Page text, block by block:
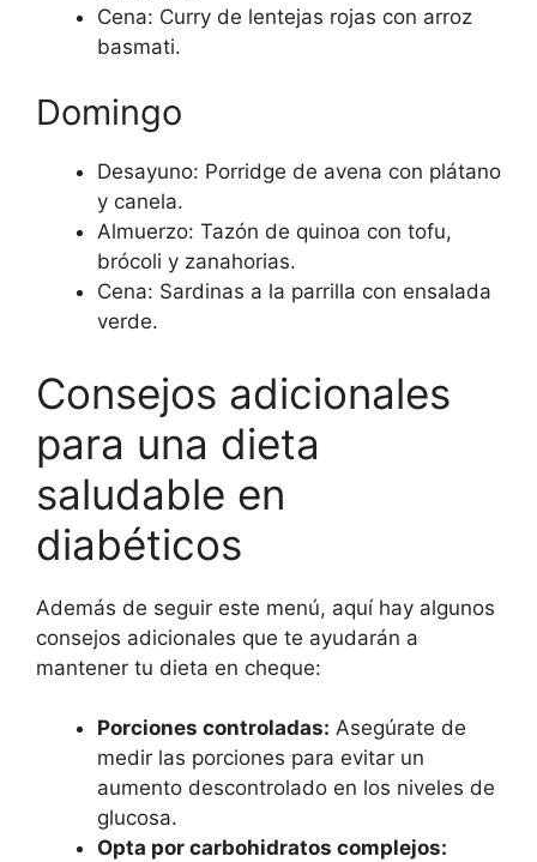
Cena: Curry de lentejas rojas con arroz
basmati.
Domingo
Desayuno: Porridge de avena con plátano
y canela.
Almuerzo: Tazón de quinoa con tofu,
brócoli y zanahorias.
Cena: Sardinas a la parrilla con ensalada
verde.
Consejos adicionales
para una dieta
saludable en
diabéticos
Además de seguir este menú, aquí hay algunos
consejos adicionales que te ayudarán a
mantener tu dieta en cheque:
Porciones controladas: Asegúrate de
medir las porciones para evitar un
aumento descontrolado en los niveles de
glucosa.
Opta por carbohidratos complejos: